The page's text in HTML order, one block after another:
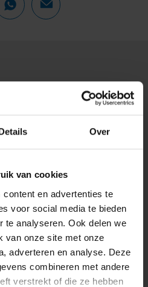
Over
van cookies
en advertenties te
voor social media te bieden
te analyseren. Ook delen we
van onze site met onze
adverteren en analyse. Deze
combineren met andere
verstrekt of die ze hebben